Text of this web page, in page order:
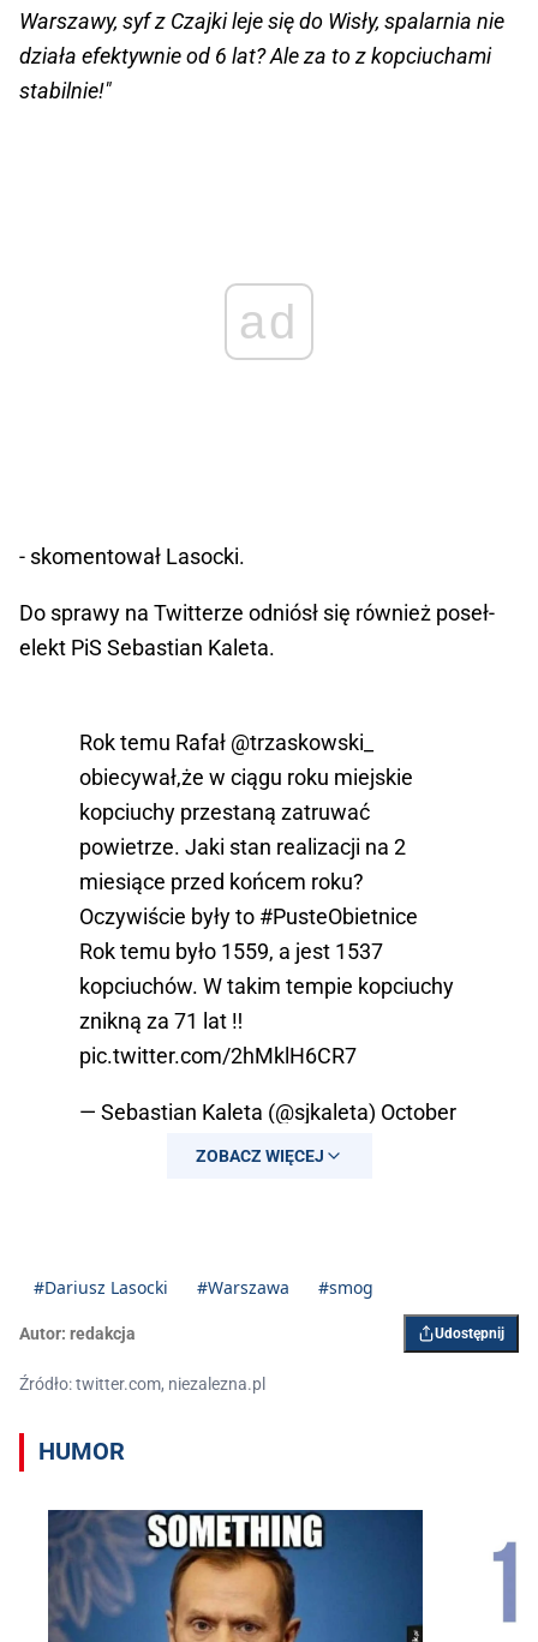
Warszawy, syf z Czajki leje się do Wisły, spalarnia nie
działa efektywnie od 6 lat? Ale za to z kopciuchami
stabilnie!"
ad
- skomentował Lasocki.
Do sprawy na Twitterze odniósł się również poseł-
elekt PiS Sebastian Kaleta.
Rok temu Rafał @trzaskowski_
obiecywał,że w ciągu roku miejskie
kopciuchy przestaną zatruwać
powietrze. Jaki stan realizacji na 2
miesiące przed końcem roku?
Oczywiście były to #PusteObietnice
Rok temu było 1559, a jest 1537
kopciuchów. W takim tempie kopciuchy
znikną za 71 lat ‼️
pic.twitter.com/2hMklH6CR7
— Sebastian Kaleta (@sjkaleta) October
ZOBACZ WIĘCEJ
#Dariusz Lasocki #Warszawa #smog
Autor: redakcja Udostępnij
Źródło: twitter.com, niezalezna.pl
HUMOR